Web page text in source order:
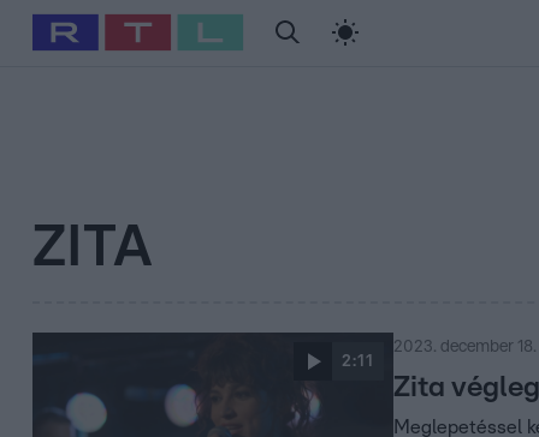
Babits Marcella Szellő István Most Wanted
ZITA
2:11
2023. december
Zita
Meglepetéssel